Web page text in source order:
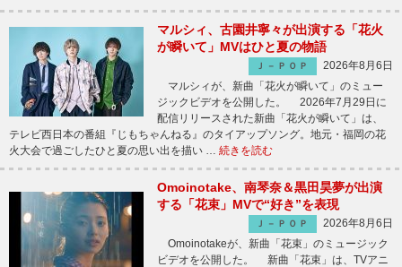
マルシィ、古園井寧々が出演する「花火
が瞬いて」MVはひと夏の物語
Ｊ－ＰＯＰ
2026年8月6日
マルシィが、新曲「花火が瞬いて」のミュー
ジックビデオを公開した。 2026年7月29日に
配信リリースされた新曲「花火が瞬いて」は、
テレビ西日本の番組『じもちゃんねる』のタイアップソング。地元・福岡の花
火大会で過ごしたひと夏の思い出を描い … 続きを読む
Omoinotake、南琴奈＆黒田昊夢が出演
する「花束」MVで“好き”を表現
Ｊ－ＰＯＰ
2026年8月6日
Omoinotakeが、新曲「花束」のミュージック
ビデオを公開した。 新曲「花束」は、TVアニ